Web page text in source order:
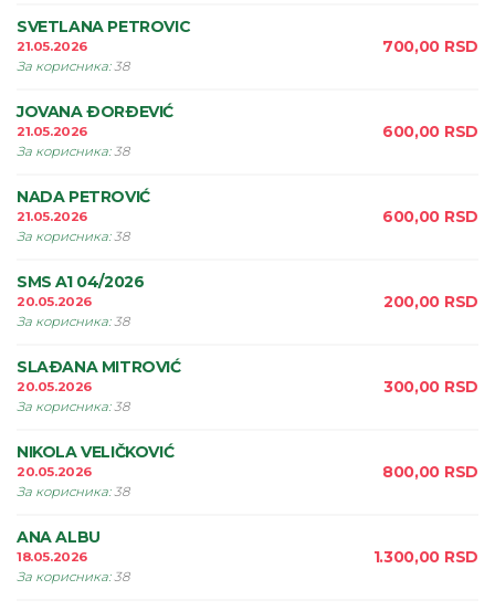
SVETLANA PETROVIC
21.05.2026
За корисника:38
700,00 RSD
JOVANA ÐORÐEVIĆ
21.05.2026
За корисника:38
600,00 RSD
NADA PETROVIĆ
21.05.2026
За корисника:38
600,00 RSD
SMS A1 04/2026
20.05.2026
За корисника:38
200,00 RSD
SLAÐANA MITROVIĆ
20.05.2026
За корисника:38
300,00 RSD
NIKOLA VELIČKOVIĆ
20.05.2026
За корисника:38
800,00 RSD
ANA ALBU
18.05.2026
За корисника:38
1.300,00 RSD